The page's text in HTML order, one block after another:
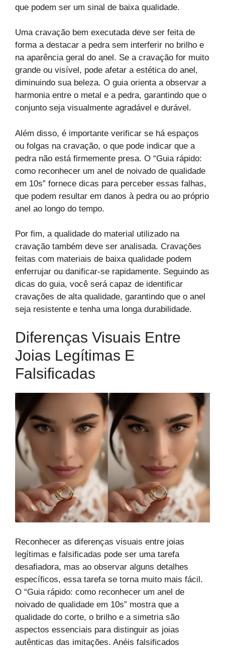
que podem ser um sinal de baixa qualidade.
Uma cravação bem executada deve ser feita de
forma a destacar a pedra sem interferir no brilho e
na aparência geral do anel. Se a cravação for muito
grande ou visível, pode afetar a estética do anel,
diminuindo sua beleza. O guia orienta a observar a
harmonia entre o metal e a pedra, garantindo que o
conjunto seja visualmente agradável e durável.
Além disso, é importante verificar se há espaços
ou folgas na cravação, o que pode indicar que a
pedra não está firmemente presa. O “Guia rápido:
como reconhecer um anel de noivado de qualidade
em 10s” fornece dicas para perceber essas falhas,
que podem resultar em danos à pedra ou ao próprio
anel ao longo do tempo.
Por fim, a qualidade do material utilizado na
cravação também deve ser analisada. Cravações
feitas com materiais de baixa qualidade podem
enferrujar ou danificar-se rapidamente. Seguindo as
dicas do guia, você será capaz de identificar
cravações de alta qualidade, garantindo que o anel
seja resistente e tenha uma longa durabilidade.
Diferenças Visuais Entre
Joias Legítimas E
Falsificadas
Reconhecer as diferenças visuais entre joias
legítimas e falsificadas pode ser uma tarefa
desafiadora, mas ao observar alguns detalhes
específicos, essa tarefa se torna muito mais fácil.
O “Guia rápido: como reconhecer um anel de
noivado de qualidade em 10s” mostra que a
qualidade do corte, o brilho e a simetria são
aspectos essenciais para distinguir as joias
autênticas das imitações. Anéis falsificados